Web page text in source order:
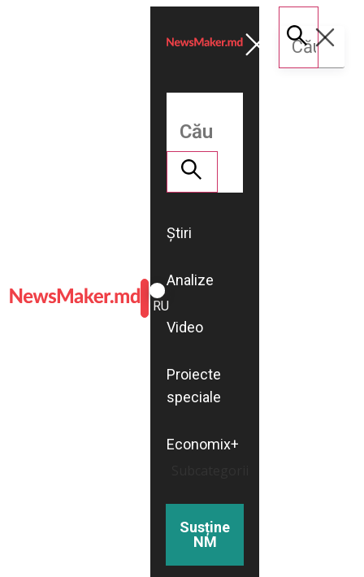
ROMÂNĂ
RU
Știri
Analize
Video
Proiecte
speciale
Economix+
Susține
NM